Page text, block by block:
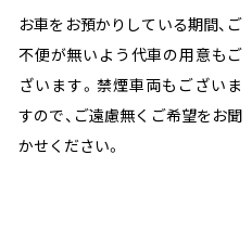
お車をお預かりしている期間、ご
不便が無いよう代車の用意もご
ざいます。禁煙車両もございま
すので、ご遠慮無くご希望をお聞
かせください。